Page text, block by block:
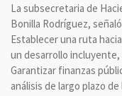
La subsecretaria de
Bonilla Rodríguez,
Establecer una ruta
un desarrollo
Garantizar finanzas
análisis de largo plazo